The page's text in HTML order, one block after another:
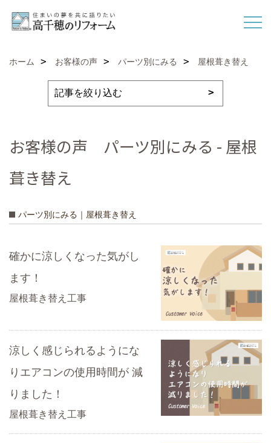
ホーム お客様の声 パーツ別にみる 屋根葺き替え
お客様の声 パーツ別にみる - 屋根
葺き替え
パーツ別にみる｜屋根葺き替え
確かに涼しくなった気がし
ます！
屋根葺き替え工事
涼しく感じられるようにな
りエアコンの使用時間が 減
りました！
屋根葺き替え工事